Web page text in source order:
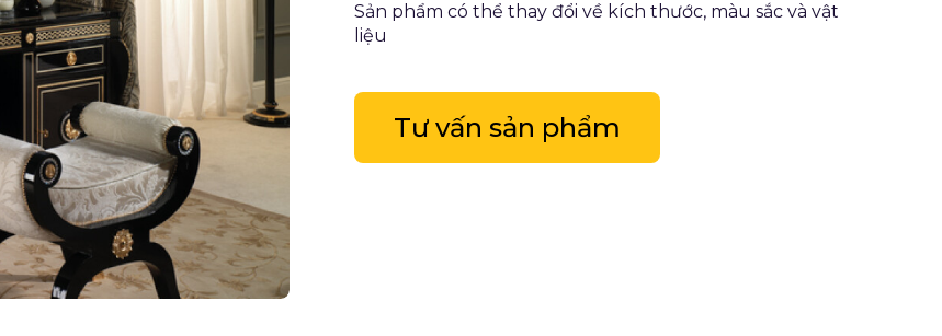
Sản phẩm có thể thay đổi về kích thước, màu sắc và vật
liệu
Tư vấn sản phẩm